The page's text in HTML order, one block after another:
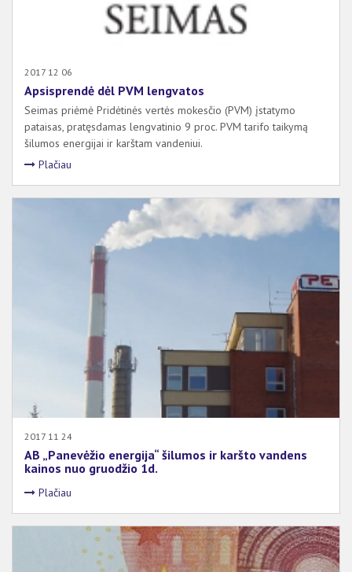
2017 12 06
Apsisprendė dėl PVM lengvatos
Seimas priėmė Pridėtinės vertės mokesčio (PVM) įstatymo
pataisas, pratęsdamas lengvatinio 9 proc. PVM tarifo taikymą
šilumos energijai ir karštam vandeniui.
Plačiau
2017 11 24
AB „Panevėžio energija“ šilumos ir karšto vandens
kainos nuo gruodžio 1d.
Plačiau